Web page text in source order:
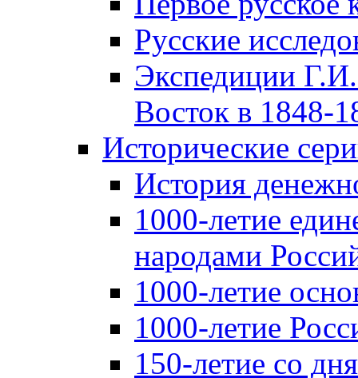
Русские
Экспедиции
Восток в 1848-
Исторические
История
1000-летие
народами
1000-летие
1000-летие
150-летие со